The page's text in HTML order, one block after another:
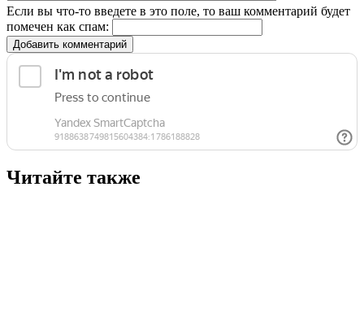
Если вы что-то введете в это поле, то ваш комментарий будет
помечен как спам:
Добавить комментарий
Читайте также